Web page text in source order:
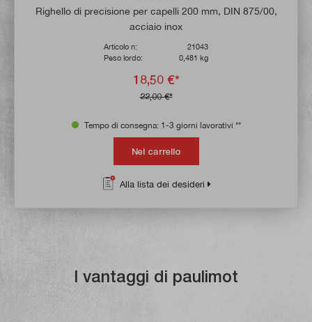
Valutazione media di 4.7 su 5 stelle
Righello di precisione per capelli 200 mm, DIN 875/00,
acciaio inox
Articolo n:
21043
Peso lordo:
0,481 kg
18,50 €*
22,00 €*
Tempo di consegna: 1-3 giorni lavorativi **
Nel carrello
Alla lista dei desideri
I vantaggi di paulimot